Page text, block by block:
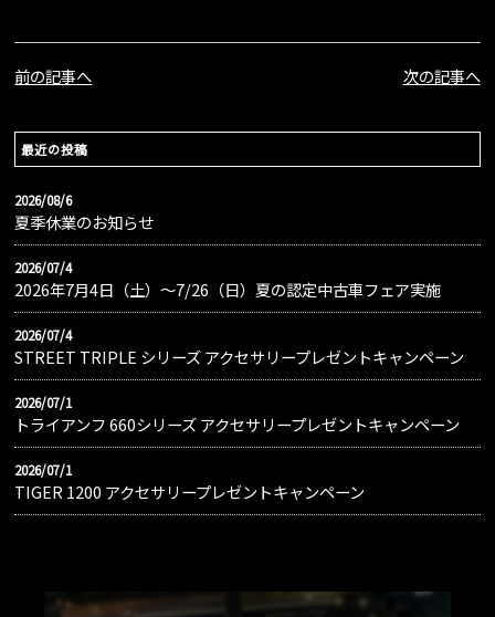
前の記事へ 次の記事へ
最近の投稿
2026/08/6
夏季休業のお知らせ
2026/07/4
2026年7月4日（土）〜7/26（日）夏の認定中古車フェア実施
2026/07/4
STREET TRIPLE シリーズ アクセサリープレゼントキャンペーン
2026/07/1
トライアンフ 660シリーズ アクセサリープレゼントキャンペーン
2026/07/1
TIGER 1200 アクセサリープレゼントキャンペーン